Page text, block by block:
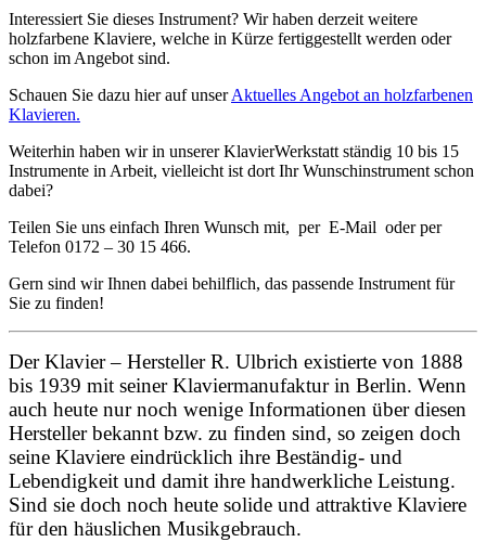
Interessiert Sie dieses Instrument? Wir haben derzeit weitere
holzfarbene Klaviere, welche in Kürze fertiggestellt werden oder
schon im Angebot sind.
Schauen Sie dazu hier auf unserAktuelles Angebot an holzfarbenen
Klavieren.
Weiterhin haben wir in unserer KlavierWerkstatt ständig 10 bis 15
Instrumente in Arbeit, vielleicht ist dort Ihr Wunschinstrument schon
dabei?
Teilen Sie uns einfach Ihren Wunsch mit, per E-Mail oder per
Telefon 0172 – 30 15 466.
Gern sind wir Ihnen dabei behilflich, das passende Instrument für
Sie zu finden!
Der Klavier – Hersteller R. Ulbrich existierte von 1888
bis 1939 mit seiner Klaviermanufaktur in Berlin. Wenn
auch heute nur noch wenige Informationen über diesen
Hersteller bekannt bzw. zu finden sind, so zeigen doch
seine Klaviere eindrücklich ihre Beständig- und
Lebendigkeit und damit ihre handwerkliche Leistung.
Sind sie doch noch heute solide und attraktive Klaviere
für den häuslichen Musikgebrauch.